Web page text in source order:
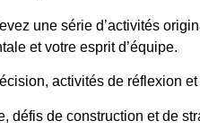
une série d’activités
et votre esprit d’équipe.
activités de réflexion
défis de construction et de